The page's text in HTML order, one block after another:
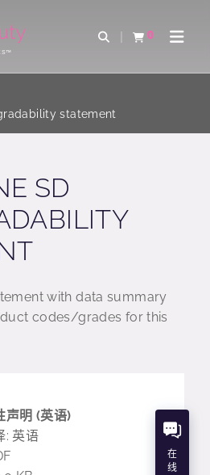
Open Search
0
查看购物车Open
statement
SD
with data summary
codes/grades for this
声明 (英语)
: 英语
在
线